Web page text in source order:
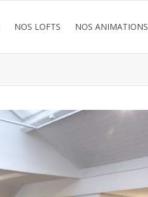
NOS LOFTS NOS ANIMATIONS